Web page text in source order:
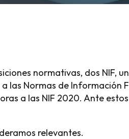
normativas, dos NIF,
las Normas de Información
a las NIF 2020. Ante
relevantes.